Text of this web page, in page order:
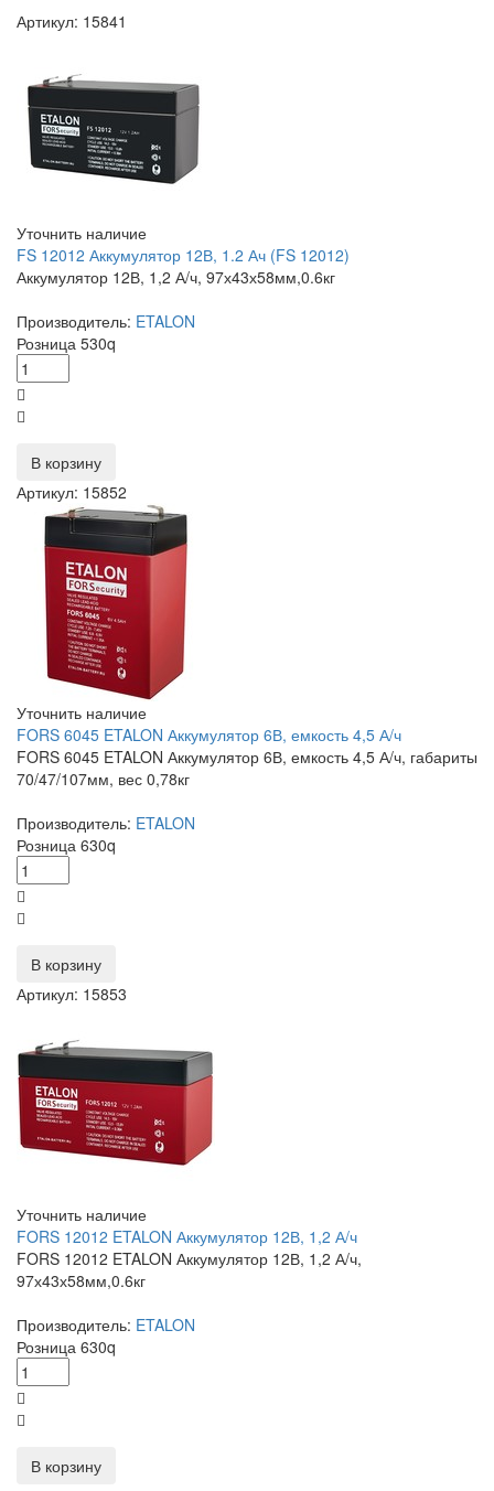
Артикул: 15841
Уточнить наличие
FS 12012 Аккумулятор 12В, 1.2 Ач (FS 12012)
Аккумулятор 12В, 1,2 А/ч, 97х43х58мм,0.6кг
Производитель: ETALON
Розница 530q
В корзину
Артикул: 15852
Уточнить наличие
FORS 6045 ETALON Аккумулятор 6В, емкость 4,5 А/ч
FORS 6045 ETALON Аккумулятор 6В, емкость 4,5 А/ч, габариты
70/47/107мм, вес 0,78кг
Производитель: ETALON
Розница 630q
В корзину
Артикул: 15853
Уточнить наличие
FORS 12012 ETALON Аккумулятор 12В, 1,2 А/ч
FORS 12012 ETALON Аккумулятор 12В, 1,2 А/ч,
97х43х58мм,0.6кг
Производитель: ETALON
Розница 630q
В корзину